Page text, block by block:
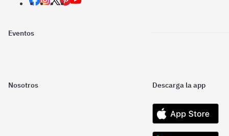
Eventos
Nosotros Descarga la app